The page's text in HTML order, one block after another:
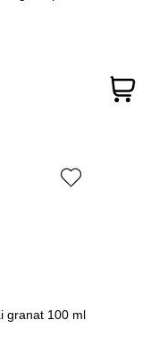
granat 100 ml